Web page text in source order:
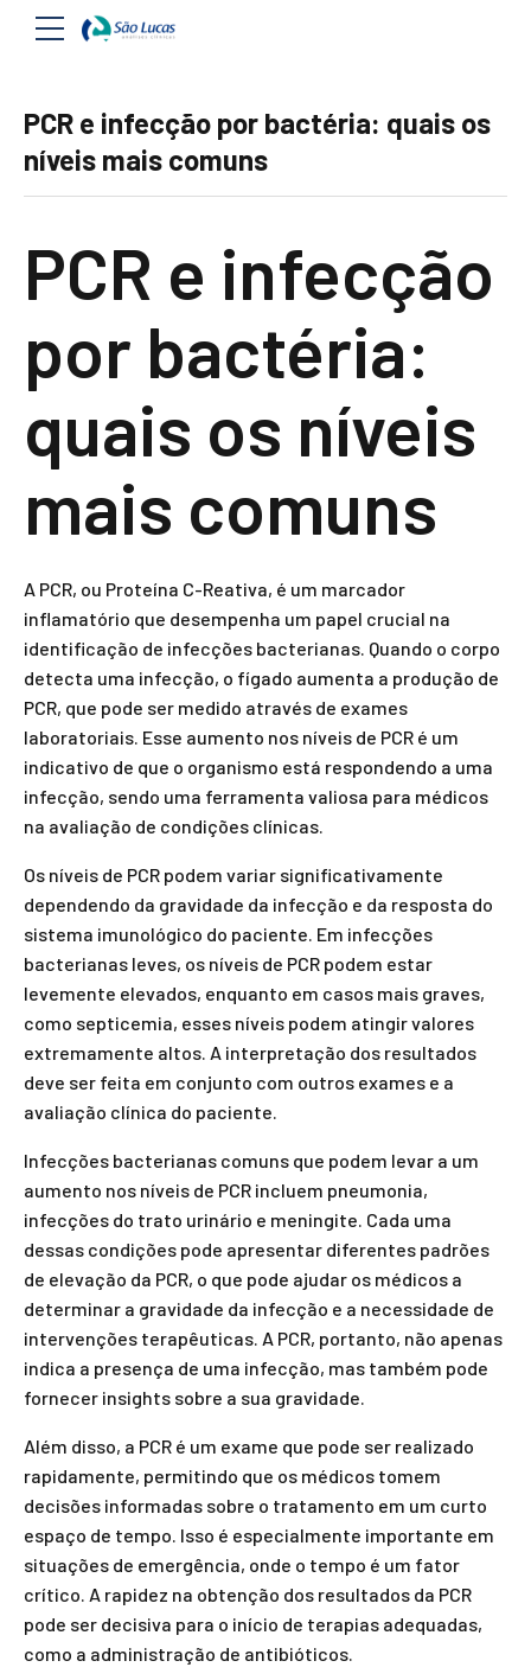
PCR e infecção por bactéria: quais os
níveis mais comuns
PCR e infecção
por bactéria:
quais os níveis
mais comuns
A PCR, ou Proteína C-Reativa, é um marcador
inflamatório que desempenha um papel crucial na
identificação de infecções bacterianas. Quando o corpo
detecta uma infecção, o fígado aumenta a produção de
PCR, que pode ser medido através de exames
laboratoriais. Esse aumento nos níveis de PCR é um
indicativo de que o organismo está respondendo a uma
infecção, sendo uma ferramenta valiosa para médicos
na avaliação de condições clínicas.
Os níveis de PCR podem variar significativamente
dependendo da gravidade da infecção e da resposta do
sistema imunológico do paciente. Em infecções
bacterianas leves, os níveis de PCR podem estar
levemente elevados, enquanto em casos mais graves,
como septicemia, esses níveis podem atingir valores
extremamente altos. A interpretação dos resultados
deve ser feita em conjunto com outros exames e a
avaliação clínica do paciente.
Infecções bacterianas comuns que podem levar a um
aumento nos níveis de PCR incluem pneumonia,
infecções do trato urinário e meningite. Cada uma
dessas condições pode apresentar diferentes padrões
de elevação da PCR, o que pode ajudar os médicos a
determinar a gravidade da infecção e a necessidade de
intervenções terapêuticas. A PCR, portanto, não apenas
indica a presença de uma infecção, mas também pode
fornecer insights sobre a sua gravidade.
Além disso, a PCR é um exame que pode ser realizado
rapidamente, permitindo que os médicos tomem
decisões informadas sobre o tratamento em um curto
espaço de tempo. Isso é especialmente importante em
situações de emergência, onde o tempo é um fator
crítico. A rapidez na obtenção dos resultados da PCR
pode ser decisiva para o início de terapias adequadas,
como a administração de antibióticos.